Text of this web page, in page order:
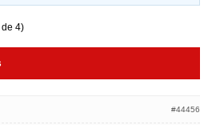
4)
#44456